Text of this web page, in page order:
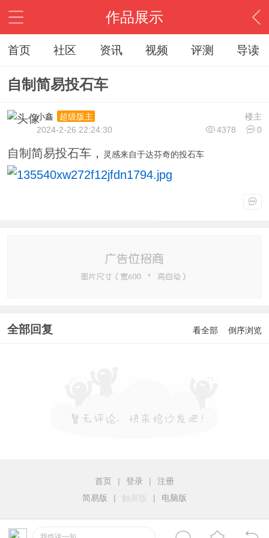
作品展示
首页 社区 资讯 视频 评测 导读
自制简易投石车
楼主
小鑫
超级版主
4378
0
2024-2-26 22:24:30
自制简易投石车， 灵感来自于达芬奇的投石车
全部回复 看全部 倒序浏览
首页 | 登录 |
注册
简易版
| 触屏版 | 电脑版